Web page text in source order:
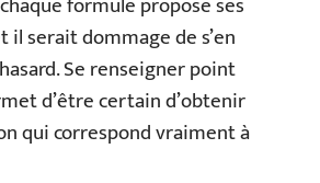
il serait dommage de s’en
Se renseigner point
d’être certain d’obtenir
qui correspond vraiment à